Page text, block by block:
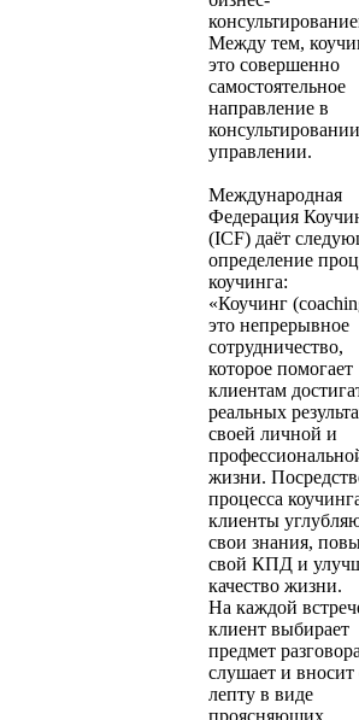
Между тем,
это совершенно
самостоятельное
направление в
управлении.
Международная
Федерация
(ICF) даёт
определение
коучинга:
«Коучинг
это непрерывное
сотрудничество,
которое помогает
клиентам
реальных
своей личной и
жизни.
процесса
клиенты
свои знания,
свой КПД и
качество жизни.
На каждой
клиент выбирает
предмет
слушает и
лепту в виде
проясняющих